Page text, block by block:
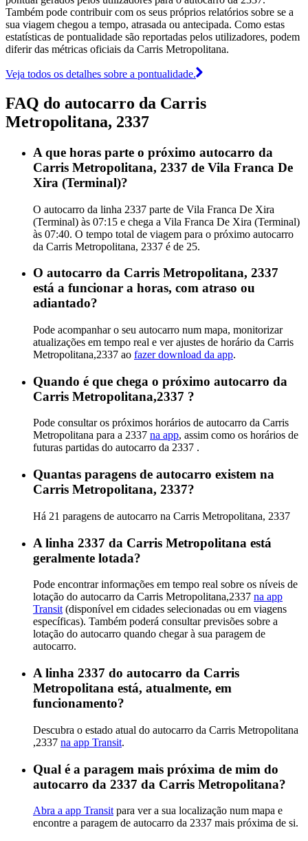
Também pode contribuir com os seus próprios relatórios sobre se a
sua viagem chegou a tempo, atrasada ou antecipada. Como estas
estatísticas de pontualidade são reportadas pelos utilizadores, podem
diferir das métricas oficiais da Carris Metropolitana.
Veja todos os detalhes sobre a pontualidade.
FAQ do autocarro da Carris
Metropolitana, 2337
A que horas parte o próximo autocarro da
Carris Metropolitana, 2337 de Vila Franca De
Xira (Terminal)?
O autocarro da linha 2337 parte de Vila Franca De Xira
(Terminal) às 07:15 e chega a Vila Franca De Xira (Terminal)
às 07:40. O tempo total de viagem para o próximo autocarro
da Carris Metropolitana, 2337 é de 25.
O autocarro da Carris Metropolitana, 2337
está a funcionar a horas, com atraso ou
adiantado?
Pode acompanhar o seu autocarro num mapa, monitorizar
atualizações em tempo real e ver ajustes de horário da Carris
Metropolitana,2337 ao fazer download da app.
Quando é que chega o próximo autocarro da
Carris Metropolitana,2337 ?
Pode consultar os próximos horários de autocarro da Carris
Metropolitana para a 2337 na app, assim como os horários de
futuras partidas do autocarro da 2337 .
Quantas paragens de autocarro existem na
Carris Metropolitana, 2337?
Há 21 paragens de autocarro na Carris Metropolitana, 2337
A linha 2337 da Carris Metropolitana está
geralmente lotada?
Pode encontrar informações em tempo real sobre os níveis de
lotação do autocarro da Carris Metropolitana,2337 na app
Transit (disponível em cidades selecionadas ou em viagens
específicas). Também poderá consultar previsões sobre a
lotação do autocarro quando chegar à sua paragem de
autocarro.
A linha 2337 do autocarro da Carris
Metropolitana está, atualmente, em
funcionamento?
Descubra o estado atual do autocarro da Carris Metropolitana
,2337 na app Transit.
Qual é a paragem mais próxima de mim do
autocarro da 2337 da Carris Metropolitana?
Abra a app Transit para ver a sua localização num mapa e
encontre a paragem de autocarro da 2337 mais próxima de si.